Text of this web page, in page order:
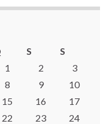
S
S
1
2
3
8 9
10
15 16
17
22 23
24